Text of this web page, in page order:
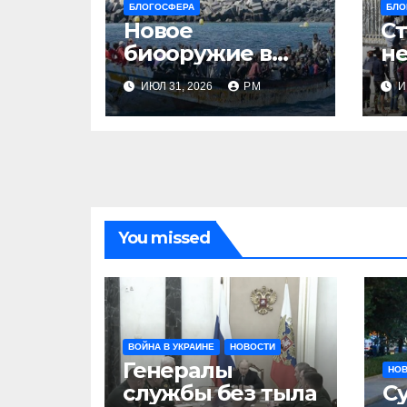
БЛОГОСФЕРА
Новое
биооружие в
Сеуте
ИЮЛ 31, 2026 РМ
You missed
ВОЙНА В УКРАИНЕ НОВОСТИ
Генералы
службы без тыла